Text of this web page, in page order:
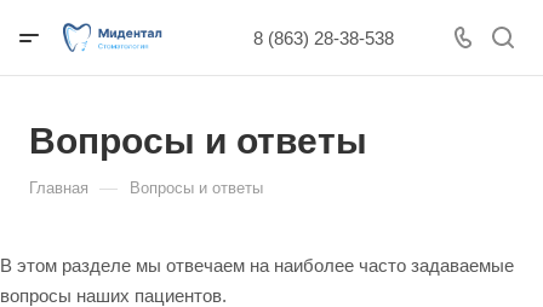
8 (863) 28-38-538
Вопросы и ответы
Главная — Вопросы и ответы
В этом разделе мы отвечаем на наиболее часто задаваемые
вопросы наших пациентов.